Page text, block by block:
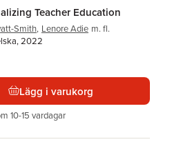
Teacher Education
Smith, Lenore Adie m. fl.
2022
Lägg i varukorg
10-15 vardagar